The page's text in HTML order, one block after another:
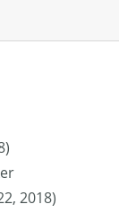
2018)